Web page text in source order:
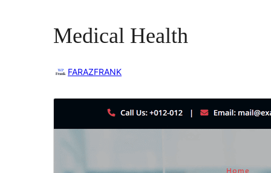
Medical Health
FARAZFRANK